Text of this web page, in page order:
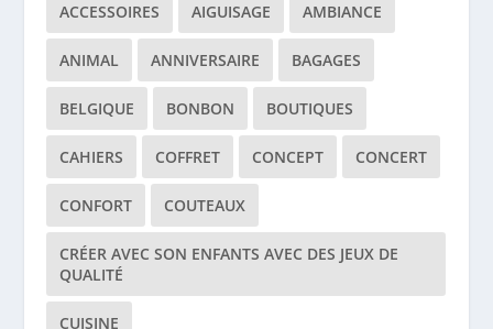
ACCESSOIRES AIGUISAGE AMBIANCE
ANIMAL ANNIVERSAIRE BAGAGES
BELGIQUE BONBON BOUTIQUES
CAHIERS COFFRET CONCEPT CONCERT
CONFORT COUTEAUX
CRÉER AVEC SON ENFANTS AVEC DES JEUX DE
QUALITÉ
CUISINE